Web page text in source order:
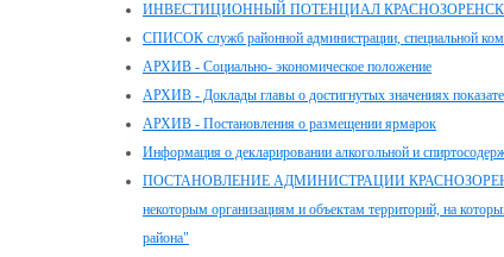
ИНВЕСТИЦИОННЫЙ ПОТЕНЦИАЛ
СПИСОК служб районной администрации, специальной
АРХИВ - Социально- экономическое положение
АРХИВ - Доклады главы о достигнутых значениях
АРХИВ - Постановления о размещении ярмарок
Информация о декларировании алкогольной и
ПОСТАНОВЛЕНИЕ АДМИНИСТРАЦИИ
некоторым организациям и объектам территорий, на
района"